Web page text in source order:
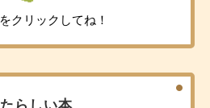
クリックしてね！
らしい本